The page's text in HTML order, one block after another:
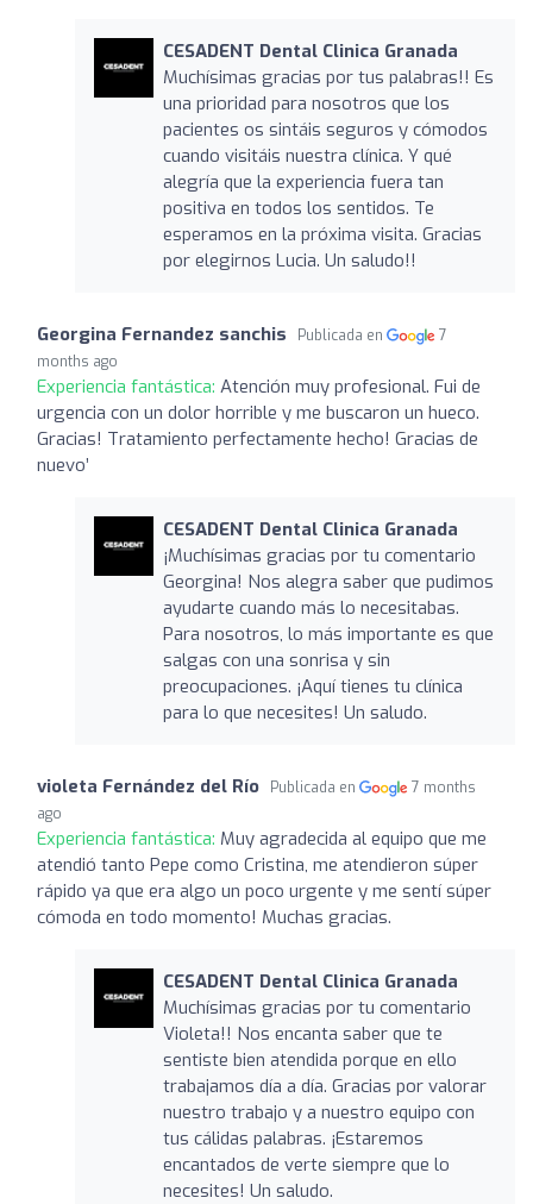
CESADENT Dental Clinica Granada
Muchísimas gracias por tus palabras!! Es
una prioridad para nosotros que los
pacientes os sintáis seguros y cómodos
cuando visitáis nuestra clínica. Y qué
alegría que la experiencia fuera tan
positiva en todos los sentidos. Te
esperamos en la próxima visita. Gracias
por elegirnos Lucia. Un saludo!!
Georgina Fernandez sanchis Publicada en
7
months ago
Experiencia fantástica: Atención muy profesional. Fui de
urgencia con un dolor horrible y me buscaron un hueco.
Gracias! Tratamiento perfectamente hecho! Gracias de
nuevo’
CESADENT Dental Clinica Granada
¡Muchísimas gracias por tu comentario
Georgina! Nos alegra saber que pudimos
ayudarte cuando más lo necesitabas.
Para nosotros, lo más importante es que
salgas con una sonrisa y sin
preocupaciones. ¡Aquí tienes tu clínica
para lo que necesites! Un saludo.
violeta Fernández del Río Publicada en
7 months
ago
Experiencia fantástica: Muy agradecida al equipo que me
atendió tanto Pepe como Cristina, me atendieron súper
rápido ya que era algo un poco urgente y me sentí súper
cómoda en todo momento! Muchas gracias.
CESADENT Dental Clinica Granada
Muchísimas gracias por tu comentario
Violeta!! Nos encanta saber que te
sentiste bien atendida porque en ello
trabajamos día a día. Gracias por valorar
nuestro trabajo y a nuestro equipo con
tus cálidas palabras. ¡Estaremos
encantados de verte siempre que lo
necesites! Un saludo.